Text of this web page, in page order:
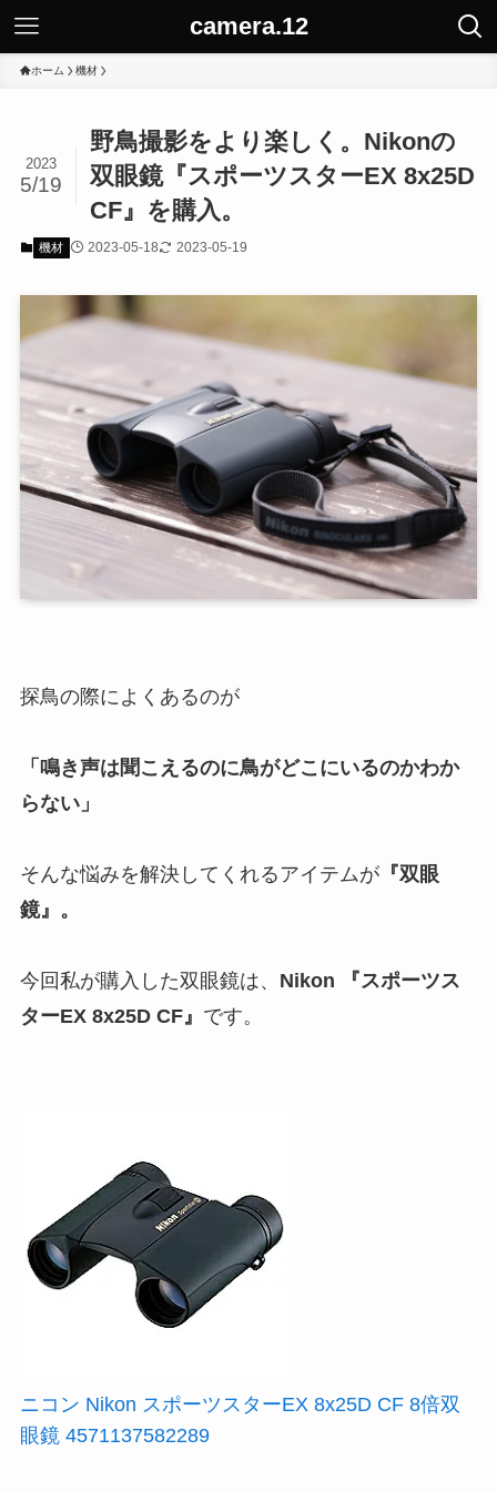
camera.12
ホーム 機材
野鳥撮影をより楽しく。Nikonの
双眼鏡『スポーツスターEX 8x25D
CF』を購入。
2023
5/19
機材 2023-05-18 2023-05-19
探鳥の際によくあるのが
「鳴き声は聞こえるのに鳥がどこにいるのかわか
らない」
そんな悩みを解決してくれるアイテムが『双眼
鏡』 。
今回私が購入した双眼鏡は、 Nikon 『スポーツス
ターEX 8x25D CF』 です。
ニコン Nikon スポーツスターEX 8x25D CF 8倍双
眼鏡 4571137582289